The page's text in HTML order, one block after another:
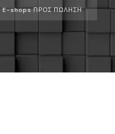
E-shops ΠΡΟΣ ΠΩΛΗΣΗ